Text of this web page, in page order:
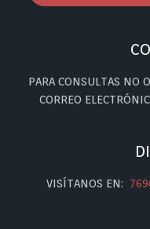
PARA CONSULTAS NO
CORREO
VISÍTANOS EN: